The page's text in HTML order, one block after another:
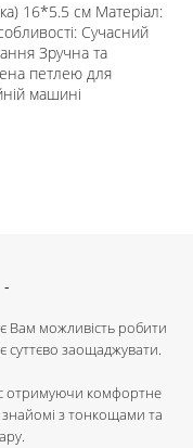
16*5.5 см Матеріал:
Сучасний
Зручна та
петлею для
машині
Вам можливість робити
заощаджувати.
отримуючи комфортне
з тонкощами та